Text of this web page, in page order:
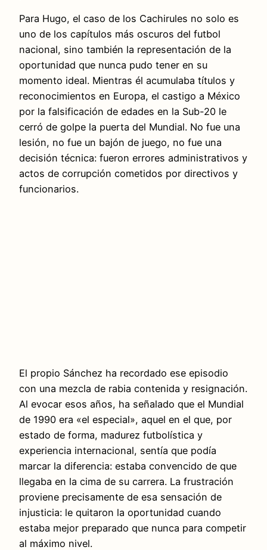
Para Hugo, el caso de los Cachirules no solo es
uno de los capítulos más oscuros del futbol
nacional, sino también la representación de la
oportunidad que nunca pudo tener en su
momento ideal. Mientras él acumulaba títulos y
reconocimientos en Europa, el castigo a México
por la falsificación de edades en la Sub-20 le
cerró de golpe la puerta del Mundial. No fue una
lesión, no fue un bajón de juego, no fue una
decisión técnica: fueron errores administrativos y
actos de corrupción cometidos por directivos y
funcionarios.
El propio Sánchez ha recordado ese episodio
con una mezcla de rabia contenida y resignación.
Al evocar esos años, ha señalado que el Mundial
de 1990 era «el especial», aquel en el que, por
estado de forma, madurez futbolística y
experiencia internacional, sentía que podía
marcar la diferencia: estaba convencido de que
llegaba en la cima de su carrera. La frustración
proviene precisamente de esa sensación de
injusticia: le quitaron la oportunidad cuando
estaba mejor preparado que nunca para competir
al máximo nivel.